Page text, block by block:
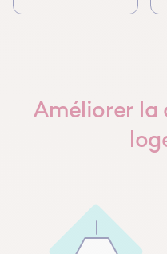
Améliorer la